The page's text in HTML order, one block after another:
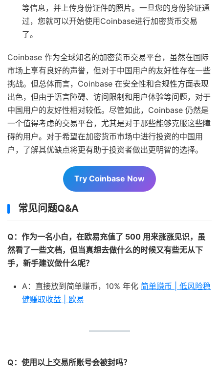
等信息，并上传身份证件的照片。一旦您的身份验证通
过，您就可以开始使用Coinbase进行加密货币交易
了。
Coinbase 作为全球知名的加密货币交易平台，虽然在国际
市场上享有良好的声誉，但对于中国用户的友好性存在一些
挑战。但总体而言，Coinbase 在安全性和合规性方面表现
出色，但由于语言障碍、访问限制和用户体验等问题，对于
中国用户的友好性相对较低。尽管如此，Coinbase 仍然是
一个值得考虑的交易平台，尤其是对于那些能够克服这些障
碍的用户。对于希望在加密货币市场中进行投资的中国用
户，了解其优缺点将更有助于投资者做出更明智的选择。
Try Coinbase Now
常见问题Q&A
Q：作为一名小白，在欧易充值了 500 用来涨涨见识，虽
然看了一些文档，但当真想去做什么的时候又有些无从下
手，新手建议做什么呢？
A：直接放到简单赚币，10% 年化 简单赚币 | 低风险稳
健赚取收益 | 欧易
Q：使用以上交易所账号会被封吗？